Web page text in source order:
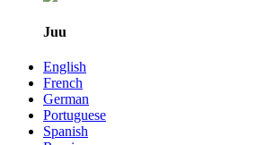
Juu
English
French
German
Portuguese
Spanish